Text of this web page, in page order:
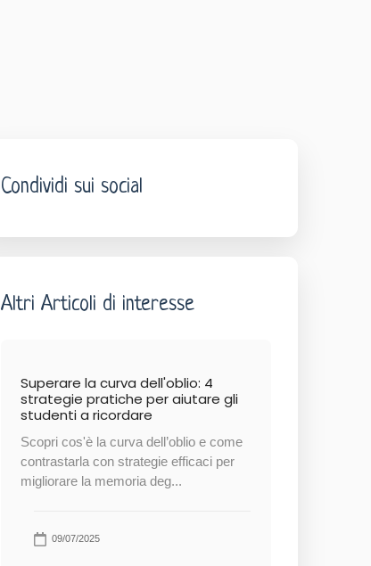
Condividi sui social
Altri Articoli di interesse
Superare la curva dell'oblio: 4
strategie pratiche per aiutare gli
studenti a ricordare
Scopri cos'è la curva dell’oblio e come
contrastarla con strategie efficaci per
migliorare la memoria deg...
09/07/2025